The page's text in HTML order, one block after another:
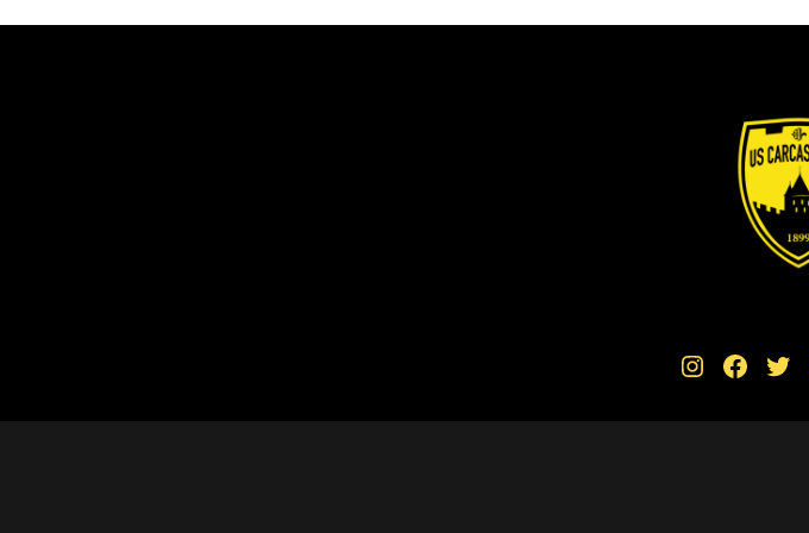
Instagram Facebook Twitter